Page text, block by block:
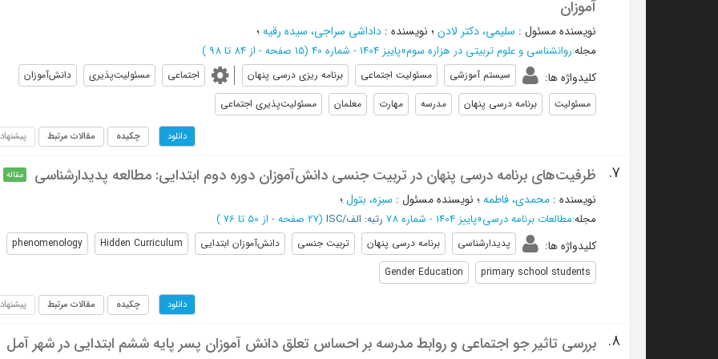
آموزان
نویسنده مسئول : سليمي، دکتر لادن؛ نویسنده : داداشی سراجی، سیده رقیه؛
مجله:روانشناسی و علوم تربیتی در هزاره سوم»پاییز 1404 - شماره 40 (‎15 صفحه - از 84 تا 98 )
کلیدواژه ها: سیستم آموزشی مسئولیت اجتماعی برنامه ریزی درسی پنهان اجتماعی مسئولیت‌پذیری
دانش‌آموزان
مسئولیت
برنامه درسی پنهان مدرسه مهارت معلمان مسئولیت‌پذیری اجتماعی
دانلود چکیده مقالات مرتبط
7. ظرفیت‌های برنامه‌ درسی پنهان در تربیت جنسی دانش‌آموزان دوره دوم ابتدایی: مطالعه پدیدارشناسی مقاله
نویسنده : محمدی، فاطمه؛ نویسنده مسئول : سبزه، بتول؛
مجله:مطالعات برنامه درسی»پاییز 1404 - شماره 78 رتبه: الف/ISC (‎27 صفحه - از 50 تا 76 )
کلیدواژه ها: پدیدارشناسی برنامه درسی پنهان تربیت جنسی دانش‌آموزان ابتدایی Hidden Curriculum
phenomenology
primary school students
Gender Education
دانلود چکیده مقالات مرتبط
8. بررسی تاثیر جو اجتماعی و روابط مدرسه بر احساس تعلق دانش آموزان پسر پایه ششم ابتدایی در شهر آمل